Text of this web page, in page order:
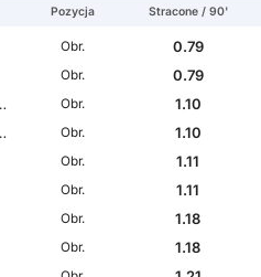
Pozycja Stracone / 90'
Obr.
0.79
Obr.
0.79
Obr.
1.10
Obr.
1.10
Obr.
1.11
Obr.
1.11
Obr.
1.18
Obr.
1.18